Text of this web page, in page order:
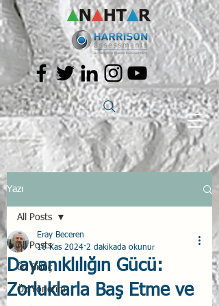
Yazı
All Posts
Öz Bilinç
Öz Yönetim
All Posts
Dayanıklılığın Gücü:
Zorluklarla Baş Etme ve
Eray Beceren
16 Kas 2024 2 dakikada okunur